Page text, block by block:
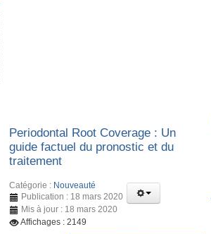
Periodontal Root Coverage : Un
guide factuel du pronostic et du
traitement
Catégorie : Nouveauté
Publication : 18 mars 2020
Mis à jour : 18 mars 2020
Affichages : 2149